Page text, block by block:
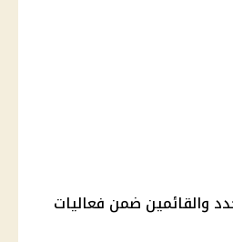
والقائمين ضمن فعاليات